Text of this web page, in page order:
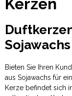
Kerzen
Bieten Sie Ihren
aus Sojawachs für
Kerze befindet sich